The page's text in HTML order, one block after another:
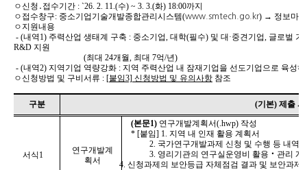
ㅇ신청․접수기간 : `26. 2. 11.(수) ~ 3. 3.(화) 18:00까지
ㅇ접수창구: 중소기업기술개발종합관리시스템(www.smtech.go.kr) → 정보마
ㅇ지원내용
- (내역1) 주력산업 생태계 구축 : 중소기업, 대학(필수) 및 대·중견기업, 글로벌
R&D 지원
(최대 24개월, 최대 7억/년)
- (내역2) 지역기업 역량강화 : 지역 주력산업 내 잠재기업을 선도기업으로 육성
ㅇ신청방법 및 구비서류 : [붙임3] 신청방법 및 유의사항 참조
구분 (기본) 제출
서식1
연구개발계
획서
(본문1) 연구개발계획서(.hwp) 작성
* [붙임] 1. 지역 내 인재 활용 계획서
2. 국가연구개발과제 신청 및 수행 등 내역
3. 영리기관의 연구실운영비 활용‧관리 계
4. 신청과제의 보안등급 자체점검 결과 및 보안과제